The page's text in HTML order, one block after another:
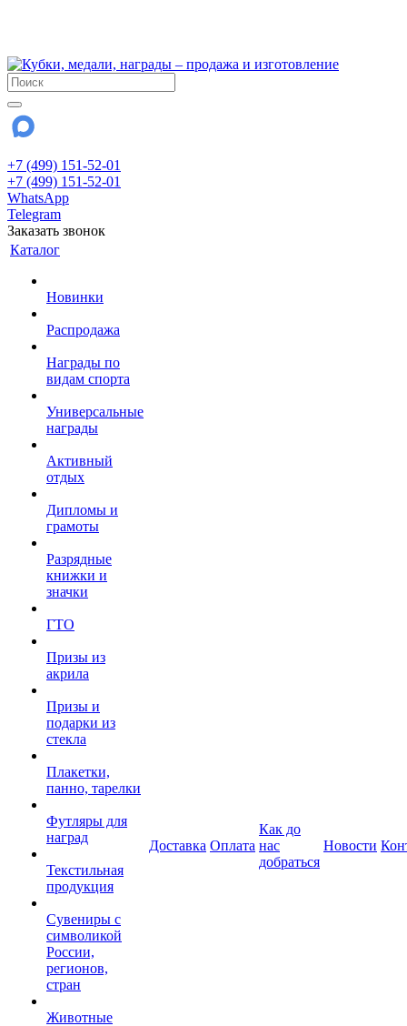
+7 (499) 151-52-01
+7 (499) 151-52-01
WhatsApp
Telegram
Заказать звонок
Каталог
Новинки
Распродажа
Награды по
видам спорта
Универсальные
награды
Активный
отдых
Дипломы и
грамоты
Разрядные
книжки и
значки
ГТО
Призы из
акрила
Призы и
подарки из
стекла
Плакетки,
панно, тарелки
Футляры для
наград
Текстильная
продукция
Сувениры с
символикой
России,
регионов,
стран
Животные
Доставка Оплата
Как до
нас
добраться
Новости